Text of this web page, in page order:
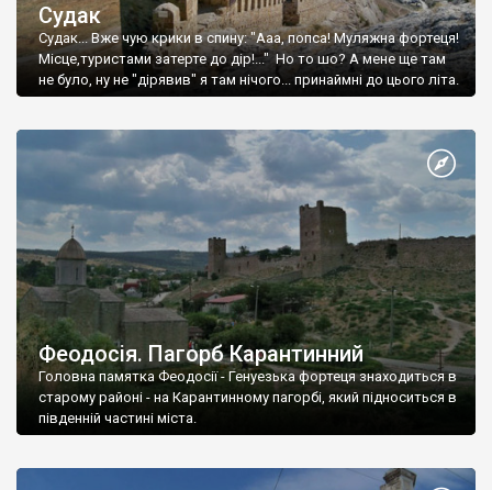
Судак
Судак... Вже чую крики в спину: "Ааа, попса! Муляжна фортеця!
Місце,туристами затерте до дір!..." Но то шо? А мене ще там
не було, ну не "дірявив" я там нічого... принаймні до цього літа.
Феодосія. Пагорб Карантинний
Головна памятка Феодосії - Генуезька фортеця знаходиться в
старому районі - на Карантинному пагорбі, який підноситься в
південній частині міста.